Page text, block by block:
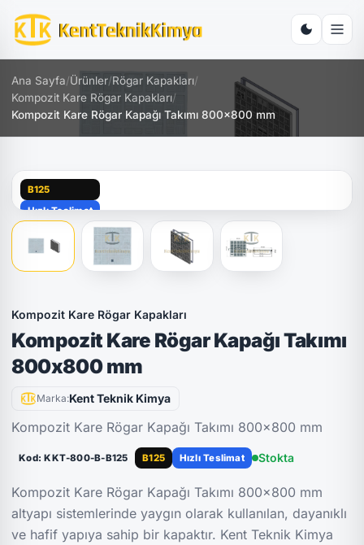
Ana Sayfa/Ürünler/Rögar Kapakları/
Kompozit Kare Rögar Kapakları/
Kompozit Kare Rögar Kapağı Takımı 800x800 mm
B125
Hızlı Teslimat
Kompozit Kare Rögar Kapakları
Kompozit Kare Rögar Kapağı Takımı
800x800 mm
Marka:Kent Teknik Kimya
Kompozit Kare Rögar Kapağı Takımı 800x800 mm
Kod: KKT-800-B-B125 B125 Hızlı Teslimat Stokta
Kompozit Kare Rögar Kapağı Takımı 800×800 mm
altyapı sistemlerinde yaygın olarak kullanılan, dayanıklı
ve hafif yapıya sahip bir kapaktır. Kent Teknik Kimya